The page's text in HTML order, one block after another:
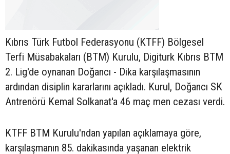
Kıbrıs Türk Futbol Federasyonu (KTFF) Bölgesel
Terfi Müsabakaları (BTM) Kurulu, Digiturk Kıbrıs BTM
2. Lig'de oynanan Doğancı - Dika karşılaşmasının
ardından disiplin kararlarını açıkladı. Kurul, Doğancı SK
Antrenörü Kemal Solkanat'a 46 maç men cezası verdi.
KTFF BTM Kurulu'ndan yapılan açıklamaya göre,
karşılaşmanın 85. dakikasında yaşanan elektrik